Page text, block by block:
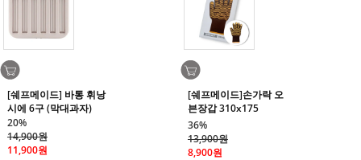
[쉐프메이드] 바통 휘낭
시에 6구 (막대과자)
20%
14,900원
11,900원
[쉐프메이드]손가락 오
븐장갑 310x175
36%
13,900원
8,900원